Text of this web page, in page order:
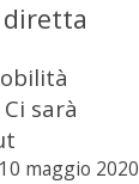
sarà
10 maggio 2020